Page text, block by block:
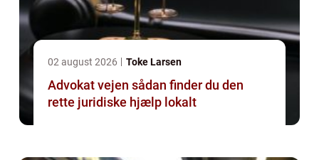
02 august 2026 Toke Larsen
Advokat vejen sådan finder du den
rette juridiske hjælp lokalt